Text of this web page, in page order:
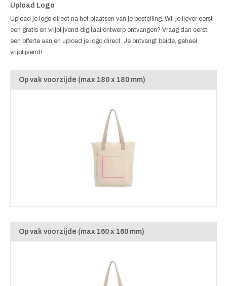
Upload Logo
Upload je logo direct na het plaatsen van je bestelling. Wil je liever eerst
een gratis en vrijblijvend digitaal ontwerp ontvangen? Vraag dan eerst
een offerte aan en upload je logo direct. Je ontvangt beide, geheel
vrijblijvend!
Op vak voorzijde (max 180 x 180 mm)
Op vak voorzijde (max 160 x 160 mm)